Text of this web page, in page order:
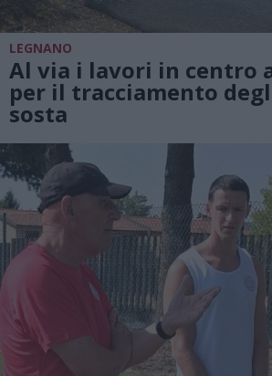
LEGNANO
Al via i lavori in centro
per il tracciamento
sosta